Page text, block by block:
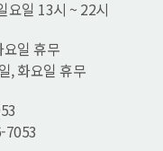
요일 13시 ~ 22시
요일 휴무
, 화요일 휴무
7053